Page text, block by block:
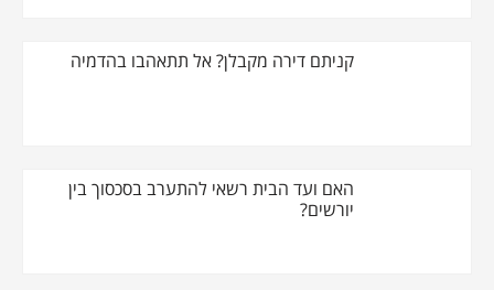
קניתם דירה מקבלן? אל תתאהבו בהדמיה
האם ועד הבית רשאי להתערב בסכסוך בין
יורשים?